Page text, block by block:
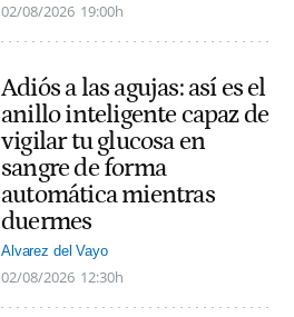
02/08/2026 19:00h
Adiós a las agujas: así es el
anillo inteligente capaz de
vigilar tu glucosa en
sangre de forma
automática mientras
duermes
Alvarez del Vayo
02/08/2026 12:30h